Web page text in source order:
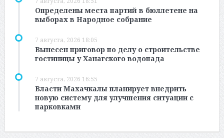
Определены места партий в бюллетене на
выборах в Народное собрание
7 августа, 2026 18:05
Вынесен приговор по делу о строительстве
гостиницы у Ханагского водопада
7 августа, 2026 16:55
Власти Махачкалы планирует внедрить
новую систему для улучшения ситуации с
парковками